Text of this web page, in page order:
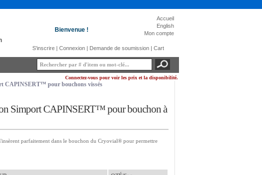
Bienvenue !
Accueil
English
Mon compte
S'inscrire | Connexion | Demande de soumission | Cart
Connectez-vous pour voir les prix et la disponibilité.
CAPINSERT™ pour bouchons vissés
Simport CAPINSERT™ pour bouchon à
parfaitement dans le bouchon du Cryovial® pour permettre